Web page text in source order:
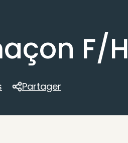
F/H
Partager
Partager